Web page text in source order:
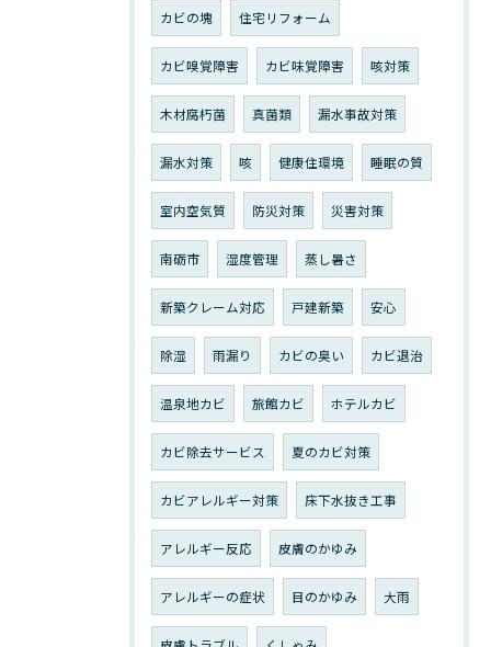
カビの塊 住宅リフォーム
カビ嗅覚障害 カビ味覚障害 咳対策
木材腐朽菌 真菌類 漏水事故対策
漏水対策 咳 健康住環境 睡眠の質
室内空気質 防災対策 災害対策
南砺市 湿度管理 蒸し暑さ
新築クレーム対応 戸建新築 安心
除湿 雨漏り カビの臭い カビ退治
温泉地カビ 旅館カビ ホテルカビ
カビ除去サービス 夏のカビ対策
カビアレルギー対策 床下水抜き工事
アレルギー反応 皮膚のかゆみ
アレルギーの症状 目のかゆみ 大雨